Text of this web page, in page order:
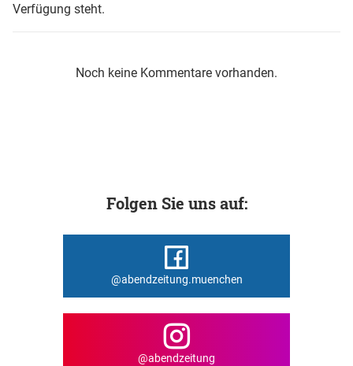
Verfügung steht.
Noch keine Kommentare vorhanden.
Folgen Sie uns auf:
@abendzeitung.muenchen
@abendzeitung